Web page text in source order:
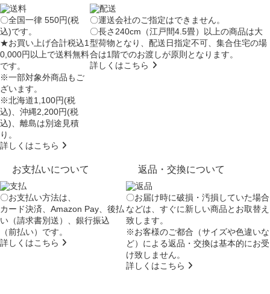
〇全国一律 550円(税
込)です。
★お買い上げ合計税込1
0,000円以上で送料無料
です。
※一部対象外商品もご
ざいます。
※北海道1,100円(税
込)、沖縄2,200円(税
込)、離島は別途見積
り。
詳しくはこちら
〇運送会社のご指定はできません。
〇長さ240cm（江戸間4.5畳）以上の商品は大
型荷物となり、配送日指定不可、集合住宅の場
合は1階でのお渡しが原則となります。
詳しくはこちら
お支払いについて
〇お支払い方法は、
カード決済、Amazon Pay、後払
い（請求書別送）、銀行振込
（前払い）です。
詳しくはこちら
返品・交換について
〇お届け時に破損・汚損していた場合
などは、すぐに新しい商品とお取替え
致します。
※お客様のご都合（サイズや色違いな
ど）による返品・交換は基本的にお受
け致しません。
詳しくはこちら